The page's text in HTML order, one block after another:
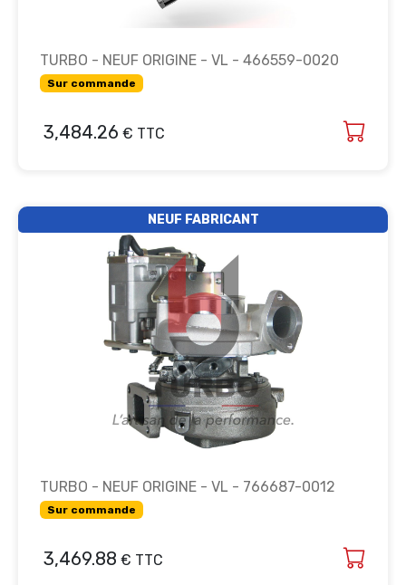
TURBO - NEUF ORIGINE - VL - 466559-0020
Sur commande
3,484.26 € TTC
NEUF FABRICANT
TURBO - NEUF ORIGINE - VL - 766687-0012
Sur commande
3,469.88 € TTC